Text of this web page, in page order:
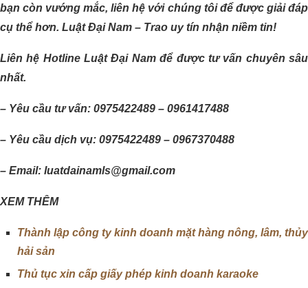
bạn còn vướng mắc, liên hệ với chúng tôi để được giải đáp
cụ thể hơn. Luật Đại Nam – Trao uy tín nhận niềm tin!
Liên hệ Hotline Luật Đại Nam để được tư vấn chuyên sâu
nhất.
– Yêu cầu tư vấn: 0975422489 – 0961417488
– Yêu cầu dịch vụ: 0975422489 – 0967370488
– Email: luatdainamls@gmail.com
XEM THÊM
Thành lập công ty kinh doanh mặt hàng nông, lâm, thủy
hải sản
Thủ tục xin cấp giấy phép kinh doanh karaoke